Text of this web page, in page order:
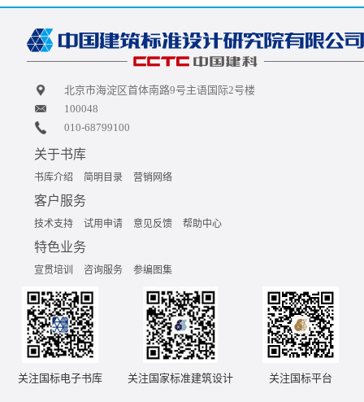
北京市海淀区首体南路9号主语国际2号楼
100048
010-68799100
关于书库
书库介绍 简明目录 营销网络
客户服务
技术支持 试用申请 意见反馈 帮助中心
特色业务
宣贯培训 咨询服务 参编图集
关注国标电子书库 关注国家标准建筑设计 关注国标平台